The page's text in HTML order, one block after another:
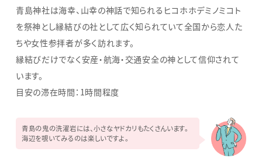
青島神社は海幸、山幸の神話で知られるヒコホホデミノミコト
を祭神とし縁結びの社として広く知られていて全国から恋人た
ちや女性参拝者が多く訪れます。
縁結びだけでなく安産・航海・交通安全の神として信仰されて
います。
目安の滞在時間：1時間程度
青島の鬼の洗濯岩には、小さなヤドカリもたくさんいます。
海辺を覗いてみるのは楽しいですよ。